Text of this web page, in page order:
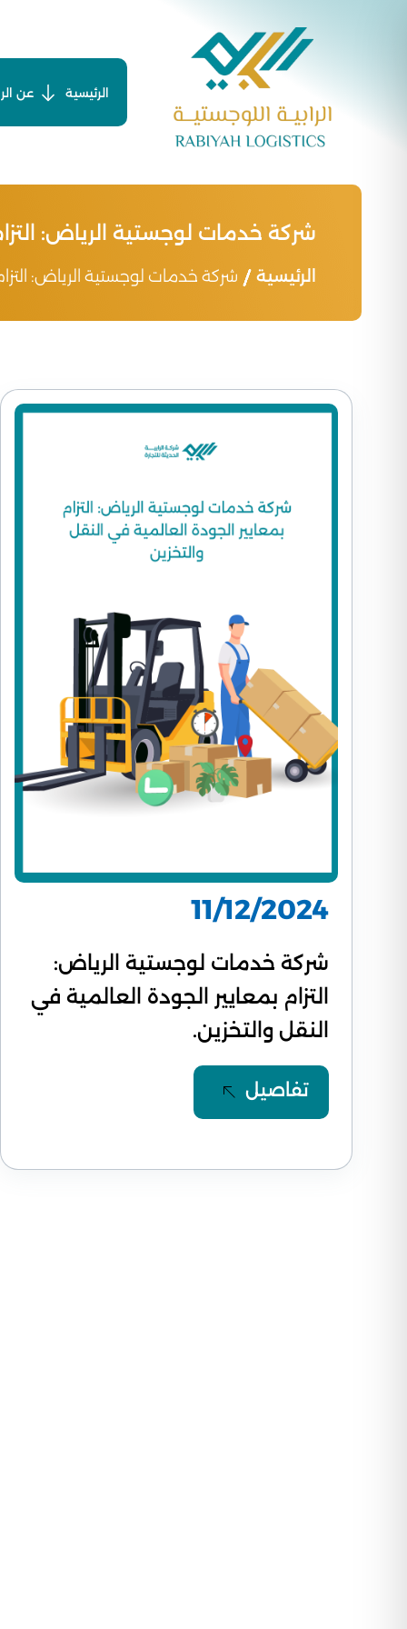
الرئيسية عن
شركة خدمات لوجستية الرياض:
الرئيسية شركة خدمات لوجستية الرياض:
11/12/2024
شركة خدمات لوجستية الرياض:
التزام بمعايير الجودة العالمية في
النقل والتخزين.
تفاصيل